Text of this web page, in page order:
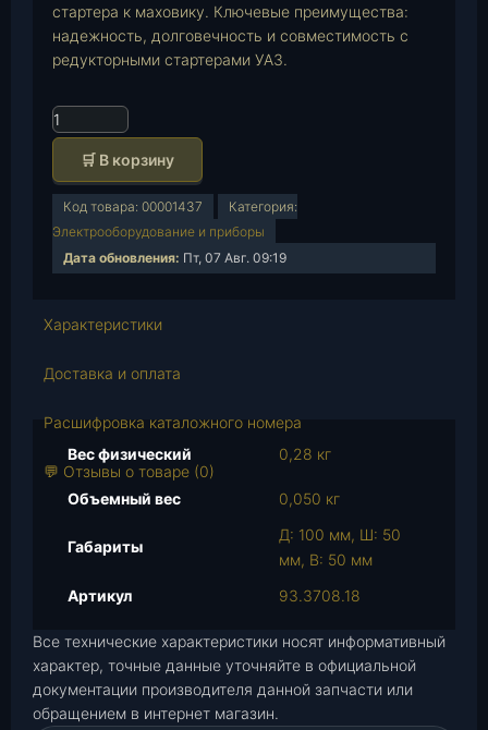
стартера к маховику. Ключевые преимущества:
надежность, долговечность и совместимость с
редукторными стартерами УАЗ.
К
о
и
в
т
в
р
к
с
с
т
🛒 В корзину
Код товара: 00001437
Категория:
Электрооборудование и приборы
Дата обновления: Пт, 07 Авг. 09:19
Характеристики
Доставка и оплата
Расшифровка каталожного номера
💬 Отзывы о товаре (0)
Вес физический 0,28 кг
Объемный вес 0,050 кг
Габариты
Д: 100 мм, Ш: 50
мм, В: 50 мм
Артикул
93.3708.18
Все технические характеристики носят информативный
характер, точные данные уточняйте в официальной
документации производителя данной запчасти или
обращением в интернет магазин.